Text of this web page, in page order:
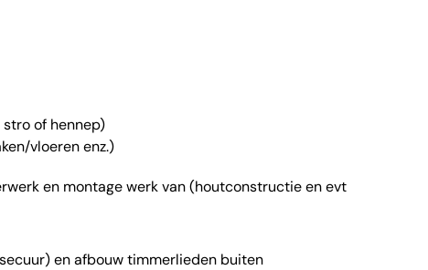
of hennep)
vloeren enz.)
en montage werk van (houtconstructie en evt
en afbouw timmerlieden buiten